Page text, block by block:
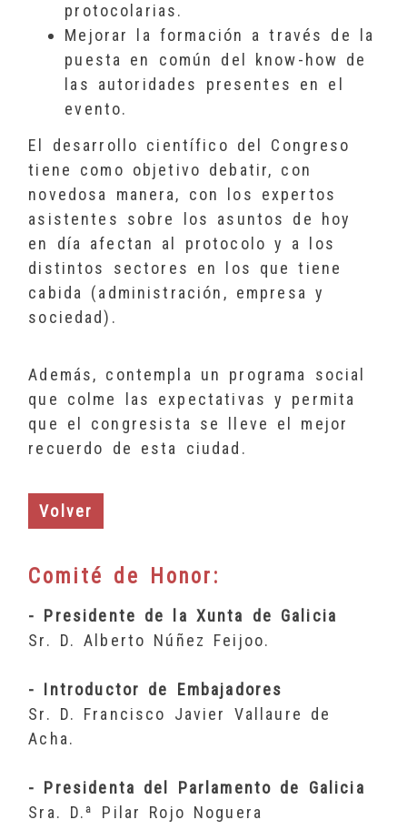
protocolarias.
Mejorar la formación a través de la
puesta en común del know-how de
las autoridades presentes en el
evento.
El desarrollo científico del Congreso
tiene como objetivo debatir, con
novedosa manera, con los expertos
asistentes sobre los asuntos de hoy
en día afectan al protocolo y a los
distintos sectores en los que tiene
cabida (administración, empresa y
sociedad).
Además, contempla un programa social
que colme las expectativas y permita
que el congresista se lleve el mejor
recuerdo de esta ciudad.
Volver
Comité de Honor:
- Presidente de la Xunta de Galicia
Sr. D. Alberto Núñez Feijoo.
- Introductor de Embajadores
Sr. D. Francisco Javier Vallaure de
Acha.
- Presidenta del Parlamento de Galicia
Sra. D.ª Pilar Rojo Noguera